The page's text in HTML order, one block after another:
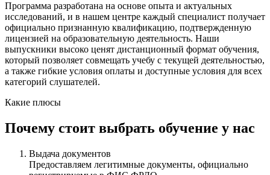
Программа разработана на основе опыта и актуальных
исследований, и в нашем центре каждый специалист получает
официально признанную квалификацию, подтвержденную
лицензией на образовательную деятельность. Наши
выпускники высоко ценят дистанционный формат обучения,
который позволяет совмещать учебу с текущей деятельностью,
а также гибкие условия оплаты и доступные условия для всех
категорий слушателей.
Какие плюсы
Почему стоит выбрать обучение у нас
Выдача документов
Предоставляем легитимные документы, официально